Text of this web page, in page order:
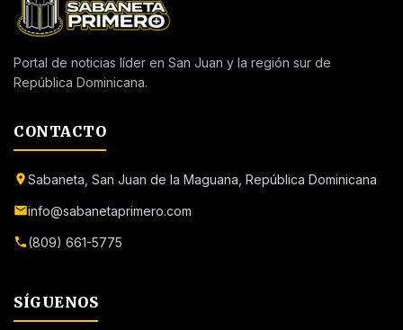
Portal de noticias líder en San Juan y la región sur de
República Dominicana.
CONTACTO
Sabaneta, San Juan de la Maguana, República Dominicana
info@sabanetaprimero.com
(809) 661-5775
SÍGUENOS